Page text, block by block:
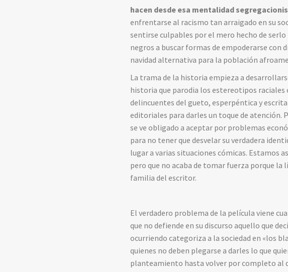
hacen desde esa mentalidad
enfrentarse al racismo tan arraigado en su
sentirse culpables por el mero hecho de
negros a buscar formas de empoderarse con
navidad alternativa para la población
La trama de la historia empieza a
historia que parodia los estereotipos
delincuentes del gueto, esperpéntica y
editoriales para darles un toque de
se ve obligado a aceptar por problemas
para no tener que desvelar su verdadera
lugar a varias situaciones cómicas. Estamos
pero que no acaba de tomar fuerza porque la
familia del escritor.
El verdadero problema de la película viene
que no defiende en su discurso aquello que
ocurriendo categoriza a la sociedad en «los
quienes no deben plegarse a darles lo que
planteamiento hasta volver por completo al